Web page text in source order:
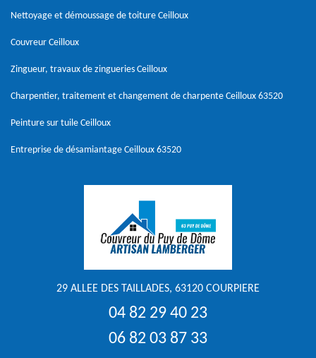
Nettoyage et démoussage de toiture Ceilloux
Couvreur Ceilloux
Zingueur, travaux de zingueries Ceilloux
Charpentier, traitement et changement de charpente Ceilloux 63520
Peinture sur tuile Ceilloux
Entreprise de désamiantage Ceilloux 63520
29 ALLEE DES TAILLADES, 63120 COURPIERE
04 82 29 40 23
06 82 03 87 33